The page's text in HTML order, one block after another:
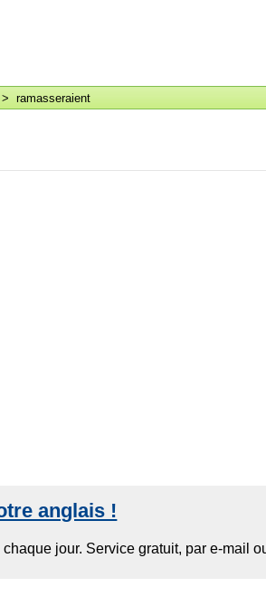
> ramasseraient